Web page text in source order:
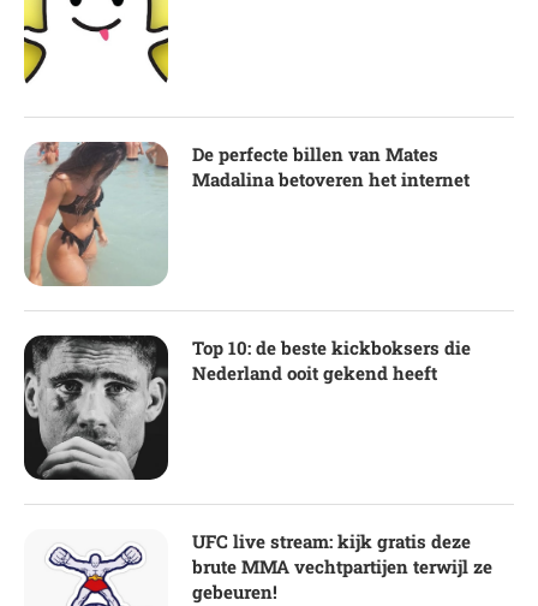
De perfecte billen van Mates
Madalina betoveren het internet
Top 10: de beste kickboksers die
Nederland ooit gekend heeft
UFC live stream: kijk gratis deze
brute MMA vechtpartijen terwijl ze
gebeuren!